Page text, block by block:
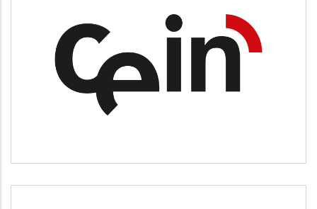
CEIN
Desarrollo empresarial